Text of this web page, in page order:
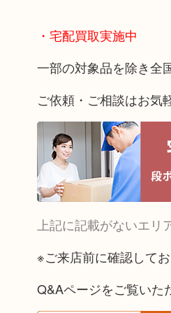
・宅配買取実施中
一部の対象品を除き全
ご依頼・ご相談はお気
上記に記載がないエリ
※ご来店前に確認して
Q&Aページをご覧いた